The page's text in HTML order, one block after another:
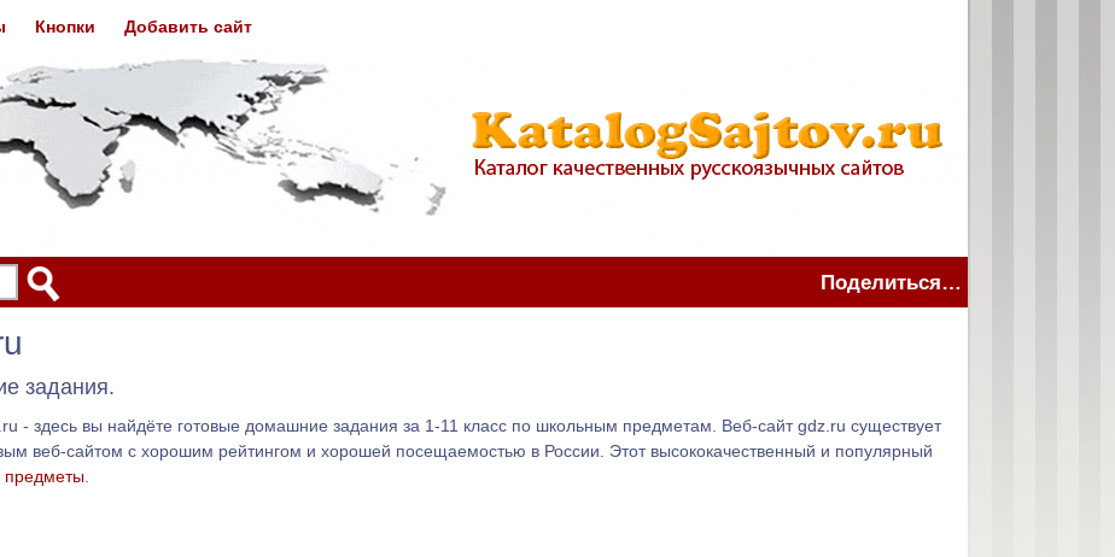
задания.
- здесь вы найдёте готовые домашние задания за 1-11 класс по школьным предметам. Веб-сайт gdz.ru существует
веб-сайтом с хорошим рейтингом и хорошей посещаемостью в России. Этот высококачественный и популярный
Кнопки Добавить сайт
Поделиться…